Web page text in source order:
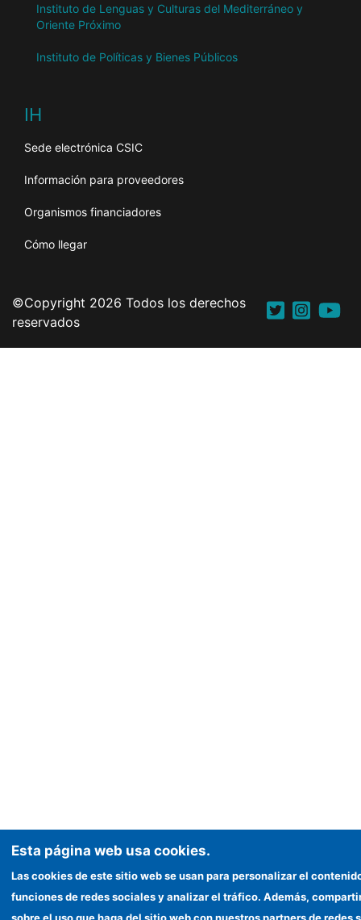
Instituto de Lenguas y Culturas del Mediterráneo y
Oriente Próximo
Instituto de Políticas y Bienes Públicos
IH
Sede electrónica CSIC
Información para proveedores
Organismos financiadores
Cómo llegar
©Copyright 2026 Todos los derechos
reservados
Esta página web usa cookies.
Las cookies de este sitio web se usan para personalizar el
funciones de redes sociales y analizar el tráfico. Además,